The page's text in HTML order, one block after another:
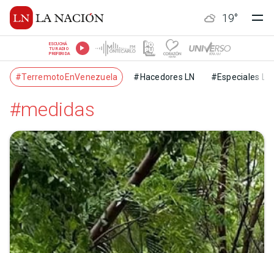
19°
ESCUCHÁ
TU RADIO
PREFERIDA
#TerremotoEnVenezuela #Hacedores LN #Especiales LN
#medidas